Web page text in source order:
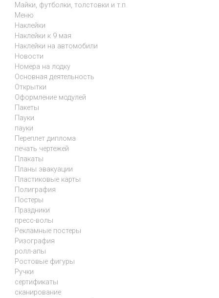
Майки, футболки, толстовки и т.п.
Меню
Наклейки
Наклейки к 9 мая
Наклейки на автомобили
Новости
Номера на лодку
Основная деятельность
Открытки
Оформление модулей
Пакеты
Пауки
пауки
Переплет диплома
печать чертежей
Плакаты
Планы эвакуации
Пластиковые карты
Полиграфия
Постеры
Праздники
пресс-волы
Рекламные постеры
Ризография
ролл-апы
Ростовые фигуры
Ручки
сертификаты
сканирование